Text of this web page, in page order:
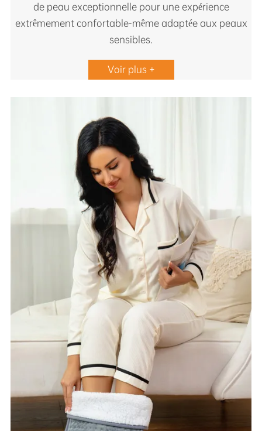
de peau exceptionnelle pour une expérience
extrêmement confortable-même adaptée aux peaux
sensibles.
Voir plus +